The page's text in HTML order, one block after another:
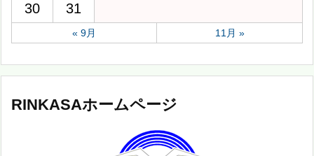
30
31
« 9月 11月 »
RINKASAホームページ